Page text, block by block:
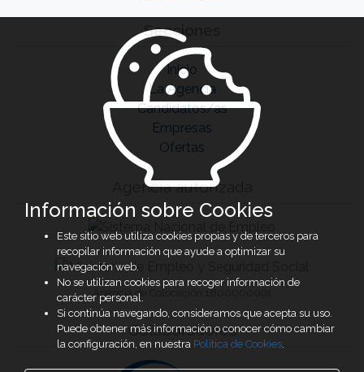
Secciones
Inicio
La Agencia
Candidatos/as
Empresas
Ofertas
Agencia autorizada
Agencia de Colocación 1600000091
Colaboradores
Información sobre Cookies
Este sitio web utiliza cookies propias y de terceros para
recopilar información que ayude a optimizar su
navegación web.
No se utilizan cookies para recoger información de
carácter personal.
Si continúa navegando, consideramos que acepta su uso.
Puede obtener más información o conocer cómo cambiar
la configuración, en nuestra Política de Cookies.